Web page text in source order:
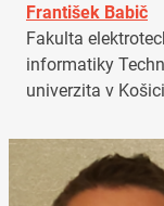
František Babič
Fakulta
informatiky
univerzita v